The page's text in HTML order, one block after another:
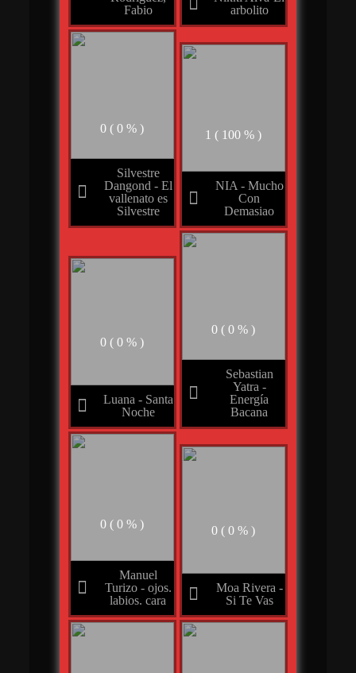
Fabio
arbolito
Silvestre
Dangond - El
vallenato es
Silvestre
0 ( 0 % )
NIA - Mucho
Con
Demasiao
1 ( 100 % )
Luana - Santa
Noche
0 ( 0 % )
Sebastian
Yatra -
Energía
Bacana
0 ( 0 % )
Manuel
Turizo - ojos.
labios. cara
0 ( 0 % )
Moa Rivera -
Si Te Vas
0 ( 0 % )